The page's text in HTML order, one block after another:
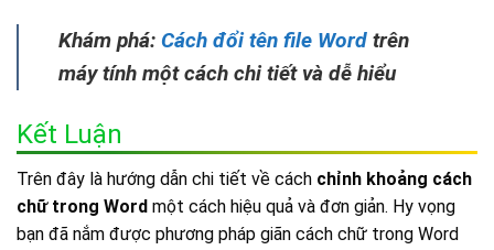
Khám phá: Cách đổi tên file Word trên
máy tính một cách chi tiết và dễ hiểu
Kết Luận
Trên đây là hướng dẫn chi tiết về cách chỉnh khoảng cách
chữ trong Word một cách hiệu quả và đơn giản. Hy vọng
bạn đã nắm được phương pháp giãn cách chữ trong Word